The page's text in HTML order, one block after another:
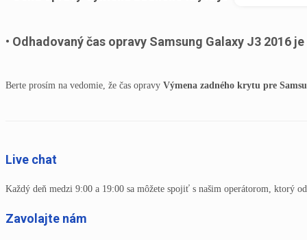
Odhadovaný čas opravy Samsung Galaxy J3 2016 je
Berte prosím na vedomie, že čas opravy Výmena zadného krytu pre
Live chat
Každý deň medzi 9:00 a 19:00 sa môžete spojiť s našim operátorom, ktorý
Zavolajte nám